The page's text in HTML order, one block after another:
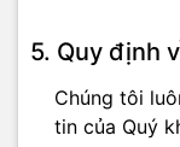
5. Quy định
Chúng tôi
tin của Quý